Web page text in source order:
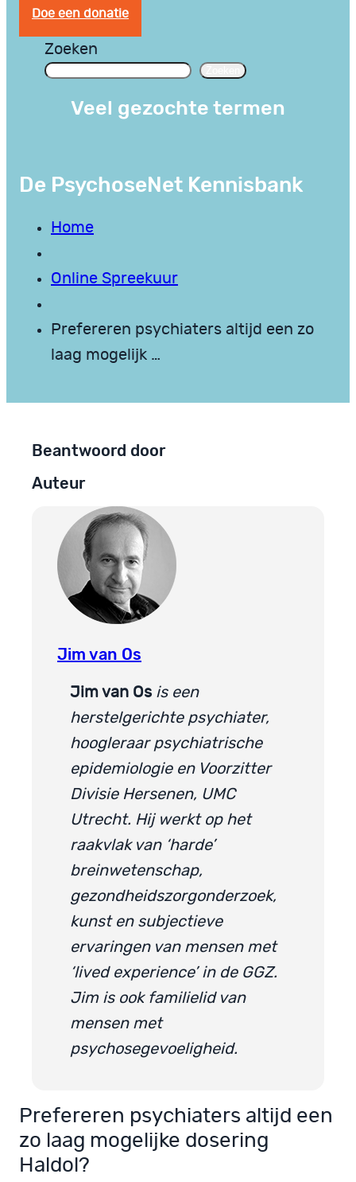
Doe een donatie
Zoeken
Veel gezochte termen
De PsychoseNet Kennisbank
Home
Online Spreekuur
Prefereren psychiaters altijd een zo
laag mogelijk …
Beantwoord door
Auteur
Jim van Os
Jim van Os is een
herstelgerichte psychiater,
hoogleraar psychiatrische
epidemiologie en Voorzitter
Divisie Hersenen, UMC
Utrecht. Hij werkt op het
raakvlak van ‘harde’
breinwetenschap,
gezondheidszorgonderzoek,
kunst en subjectieve
ervaringen van mensen met
‘lived experience’ in de GGZ.
Jim is ook familielid van
mensen met
psychosegevoeligheid.
Prefereren psychiaters altijd een
zo laag mogelijke dosering
Haldol?